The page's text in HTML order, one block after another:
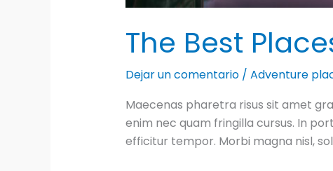
The Best
Dejar un comentario / Adventure
Maecenas pharetra risus sit amet
enim nec quam fringilla cursus. In
efficitur tempor. Morbi magna nisl,